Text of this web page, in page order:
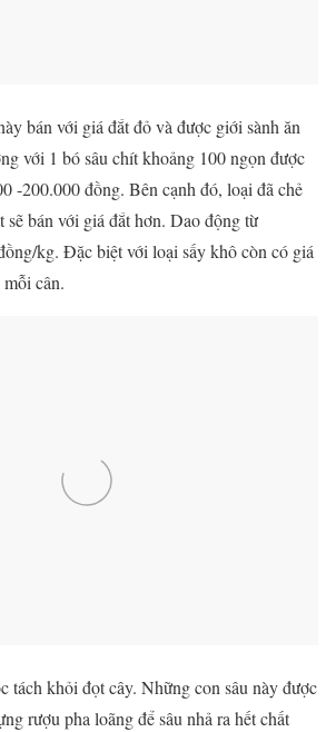
bán với giá đắt đỏ và được giới sành ăn
với 1 bó sâu chít khoảng 100 ngọn được
-200.000 đồng. Bên cạnh đó, loại đã chẻ
sẽ bán với giá đắt hơn. Dao động từ
kg. Đặc biệt với loại sấy khô còn có giá
cân.
tách khỏi đọt cây. Những con sâu này được
rượu pha loãng để sâu nhả ra hết chất